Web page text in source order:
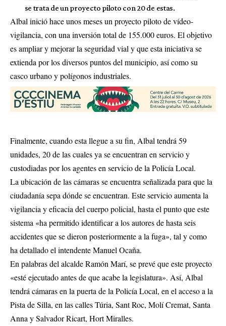
se trata de un proyecto piloto con 20 de estas.
Albal inició hace unos meses un proyecto piloto de vídeo-
vigilancia, con una inversión total de 155.000 euros. El objetivo
es ampliar y mejorar la seguridad vial y que esta iniciativa se
extienda por los diversos puntos del municipio, así como su
casco urbano y polígonos industriales.
Finalmente, cuando esta llegue a su fin, Albal tendrá 59
unidades, 20 de las cuales ya se encuentran en servicio y
custodiadas por los agentes en servicio de la Policía Local.
La ubicación de las cámaras se encuentra señalizada para que la
ciudadanía sepa dónde se encuentran. Este servicio aumenta la
vigilancia y eficacia del cuerpo policial, hasta el punto que este
sistema «ha permitido identificar a los autores de hasta seis
accidentes que se dieron posteriormente a la fuga», tal y como
ha detallado el intendente Manuel Ocaña.
En palabras del alcalde Ramón Marí, se prevé que este proyecto
«esté ejecutado antes de que acabe la legislatura». Así, Albal
tendrá cámaras en la puerta de la Policía Local, en el acceso a la
Pista de Silla, en las calles Túria, Sant Roc, Molí Cremat, Santa
Anna y Salvador Ricart, Hort Miralles.